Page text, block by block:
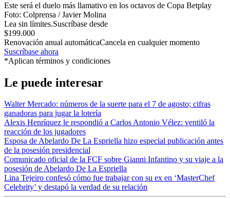
Este será el duelo más llamativo en los octavos de Copa Betplay
Foto: Colprensa / Javier Molina
Lea sin límites.Suscríbase desde
$199.000
Renovación anual automáticaCancela en cualquier momento
Suscríbase ahora
*Aplican términos y condiciones
Le puede interesar
Walter Mercado: números de la suerte para el 7 de agosto; cifras
ganadoras para jugar la lotería
Alexis Henríquez le respondió a Carlos Antonio Vélez: ventiló la
reacción de los jugadores
Esposa de Abelardo De La Espriella hizo especial publicación antes
de la posesión presidencial
Comunicado oficial de la FCF sobre Gianni Infantino y su viaje a la
posesión de Abelardo De La Espriella
Lina Tejeiro confesó cómo fue trabajar con su ex en ‘MasterChef
Celebrity’ y destapó la verdad de su relación